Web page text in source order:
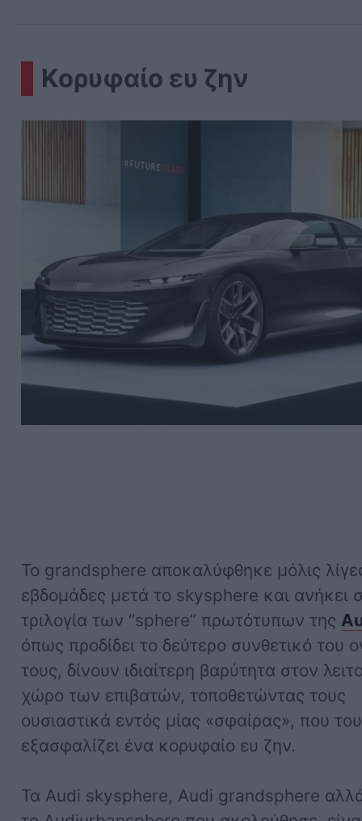
Κορυφαίο ευ ζην
Το grandsphere αποκαλύφθηκε μόλις
εβδομάδες μετά το skysphere και ανήκει
τριλογία των “sphere” πρωτότυπων της
όπως προδίδει το δεύτερο συνθετικό του
τους, δίνουν ιδιαίτερη βαρύτητα στον
χώρο των επιβατών, τοποθετώντας τους
ουσιαστικά εντός μίας «σφαίρας», που
εξασφαλίζει ένα κορυφαίο ευ ζην.
Τα Audi skysphere, Audi grandsphere